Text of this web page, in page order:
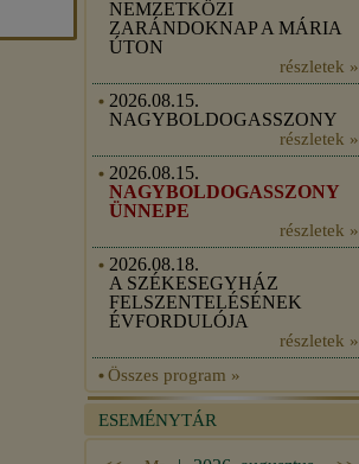
NEMZETKÖZI
ZARÁNDOKNAP A MÁRIA
ÚTON
részletek »
2026.08.15.
NAGYBOLDOGASSZONY
részletek »
2026.08.15.
NAGYBOLDOGASSZONY
ÜNNEPE
részletek »
2026.08.18.
A SZÉKESEGYHÁZ
FELSZENTELÉSÉNEK
ÉVFORDULÓJA
részletek »
Összes program »
ESEMÉNYTÁR